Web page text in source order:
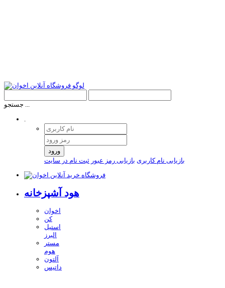
جستجو ...
.
ورود
بازیابی نام کاربری بازیابی رمز عبور ثبت نام در سایت
هود آشپزخانه
اخوان
کن
استیل
البرز
مستر
هوم
آلتون
داتیس